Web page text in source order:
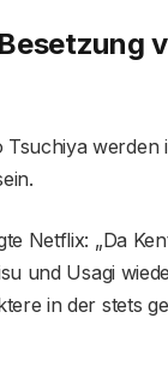
Tsuchiya
Netflix: „Da
und Usagi
in der stets